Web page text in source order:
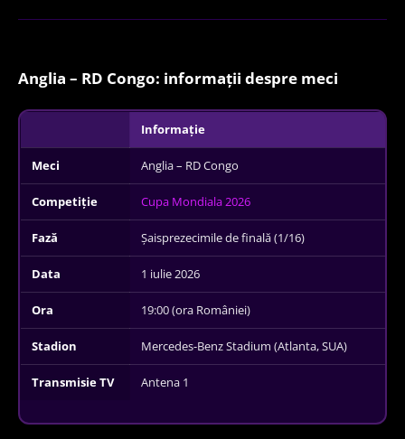
Anglia – RD Congo: informații despre meci
Informație
Meci Anglia – RD Congo
Competiție Cupa Mondiala 2026
Fază Șaisprezecimile de finală (1/16)
Data 1 iulie 2026
Ora 19:00 (ora României)
Stadion Mercedes-Benz Stadium (Atlanta, SUA)
Transmisie TV Antena 1